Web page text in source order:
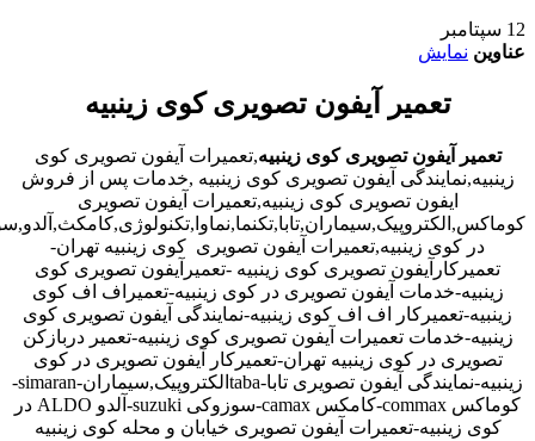
12 سپتامبر
عناوین نمایش
تعمیر آیفون تصویری کوی زینبیه
تعمیر آیفون تصویری کوی زینبیه,تعمیرات آیفون تصویری کوی
زینبیه,نمایندگی آیفون تصویری کوی زینبیه ,خدمات پس از فروش
ایفون تصویری کوی زینبیه,تعمیرات آیفون تصویری
در کوی زینبیه,تعمیرات آیفون تصویری کوی زینبیه تهران-
تعمیرکارآیفون تصویری کوی زینبیه -تعمیرآیفون تصویری کوی
زینبیه-خدمات آیفون تصویری در کوی زینبیه-تعمیراف اف کوی
زینبیه-تعمیرکار اف اف کوی زینبیه-نمایندگی آیفون تصویری کوی
زینبیه-خدمات تعمیرات آیفون تصویری کوی زینبیه-تعمیر دربازکن
تصویری در کوی زینبیه تهران-تعمیرکار آیفون تصویری در کوی
زینبیه-نمایندگی آیفون تصویری تابا-tabaالکتروپیک,سیماران-simaran-
کوماکس commax-کامکس camax-سوزوکی suzuki-آلدو ALDO در
کوی زینبیه-تعمیرات آیفون تصویری خیابان و محله کوی زینبیه